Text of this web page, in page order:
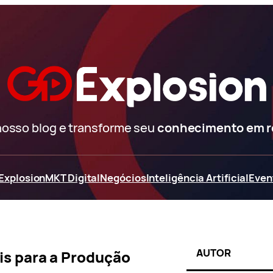
blog e transforme seuconhecimento em
MKT DigitalNegóciosInteligência Artificial
para a Produção
AUTOR